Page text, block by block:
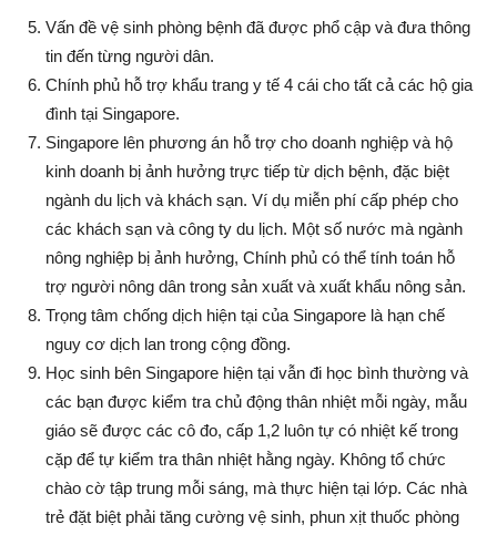
Vấn đề vệ sinh phòng bệnh đã được phổ cập và đưa thông
tin đến từng người dân.
Chính phủ hỗ trợ khẩu trang y tế 4 cái cho tất cả các hộ gia
đình tại Singapore.
Singapore lên phương án hỗ trợ cho doanh nghiệp và hộ
kinh doanh bị ảnh hưởng trực tiếp từ dịch bệnh, đặc biệt
ngành du lịch và khách sạn. Ví dụ miễn phí cấp phép cho
các khách sạn và công ty du lịch. Một số nước mà ngành
nông nghiệp bị ảnh hưởng, Chính phủ có thể tính toán hỗ
trợ người nông dân trong sản xuất và xuất khẩu nông sản.
Trọng tâm chống dịch hiện tại của Singapore là hạn chế
nguy cơ dịch lan trong cộng đồng.
Học sinh bên Singapore hiện tại vẫn đi học bình thường và
các bạn được kiểm tra chủ động thân nhiệt mỗi ngày, mẫu
giáo sẽ được các cô đo, cấp 1,2 luôn tự có nhiệt kế trong
cặp để tự kiểm tra thân nhiệt hằng ngày. Không tổ chức
chào cờ tập trung mỗi sáng, mà thực hiện tại lớp. Các nhà
trẻ đặt biệt phải tăng cường vệ sinh, phun xịt thuốc phòng